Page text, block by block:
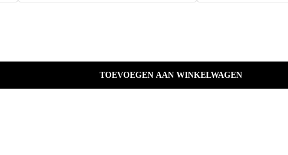
TOEVOEGEN AAN WINKELWAGEN